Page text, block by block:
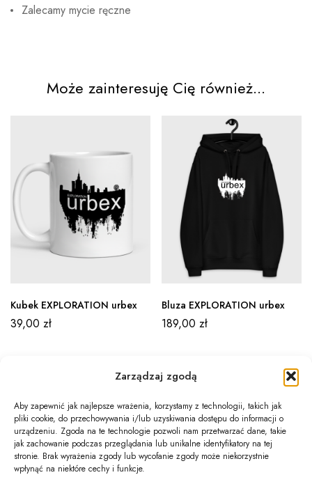
Zarządzaj zgodą
Aby zapewnić jak najlepsze wrażenia, korzystamy z technologii, takich jak
pliki cookie, do przechowywania i/lub uzyskiwania dostępu do informacji o
urządzeniu. Zgoda na te technologie pozwoli nam przetwarzać dane, takie
jak zachowanie podczas przeglądania lub unikalne identyfikatory na tej
stronie. Brak wyrażenia zgody lub wycofanie zgody może niekorzystnie
wpłynąć na niektóre cechy i funkcje.
Zalecamy mycie ręczne
Może zainteresuję Cię również...
Kubek EXPLORATION urbex
39,00 zł
Bluza EXPLORATION urbex
189,00 zł
Newsletter
Informacje